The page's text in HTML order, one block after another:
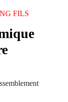
FILS